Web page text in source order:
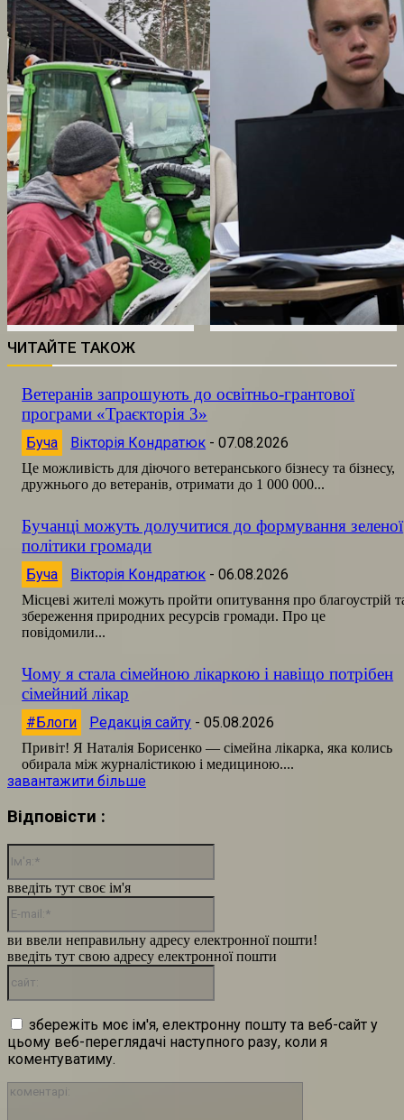
ЧИТАЙТЕ ТАКОЖ
Ветеранів запрошують до освітньо-грантової
програми «Траєкторія 3»
Буча Вікторія Кондратюк - 07.08.2026
Це можливість для діючого ветеранського бізнесу та бізнесу,
дружнього до ветеранів, отримати до 1 000 000...
Бучанці можуть долучитися до формування зеленої
політики громади
Буча Вікторія Кондратюк - 06.08.2026
Місцеві жителі можуть пройти опитування про благоустрій
збереження природних ресурсів громади. Про це
повідомили...
Чому я стала сімейною лікаркою і навіщо потрібен
сімейний лікар
#Блоги Редакція сайту - 05.08.2026
Привіт! Я Наталія Борисенко — сімейна лікарка, яка колись
обирала між журналістикою і медициною....
завантажити більше
Відповісти :
введіть тут своє ім'я
ви ввели неправильну адресу електронної пошти!
введіть тут свою адресу електронної пошти
збережіть моє ім'я, електронну пошту та веб-сайт у
цьому веб-переглядачі наступного разу, коли я
коментуватиму.